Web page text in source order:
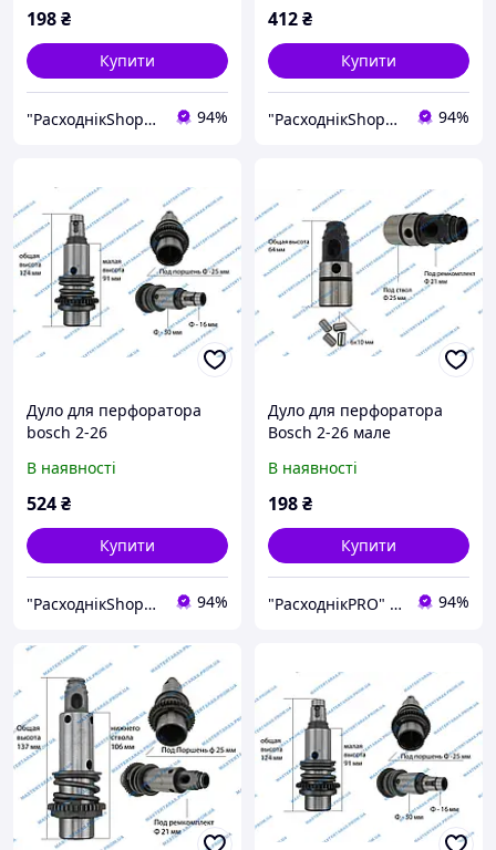
198₴
Купити
"РасходнікShop" інтернет магазин комплектуючих та запчастин 94%
412₴
Купити
"РасходнікShop" інтернет магазин комплектуючих та запчастин 94%
Дуло для перфоратора
bosch 2-26
В наявності
524₴
Купити
"РасходнікShop" інтернет магазин комплектуючих та запчастин 94%
Дуло для перфоратора
Bosch 2-26 мале
В наявності
198₴
Купити
"РасходнікPRO" магазин запчастин 94%